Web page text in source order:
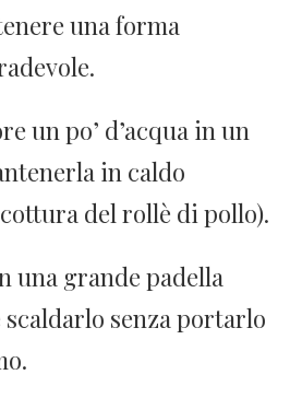
una forma
un po’ d’acqua in un
in caldo
del rollè di pollo).
una grande padella
senza portarlo